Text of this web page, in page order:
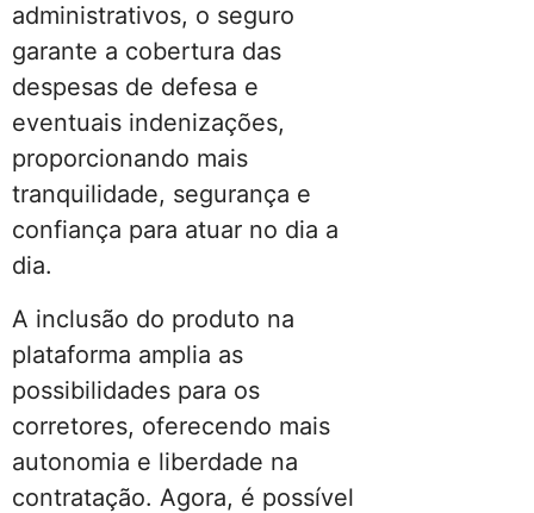
administrativos, o seguro
garante a cobertura das
despesas de defesa e
eventuais indenizações,
proporcionando mais
tranquilidade, segurança e
confiança para atuar no dia a
dia.
A inclusão do produto na
plataforma amplia as
possibilidades para os
corretores, oferecendo mais
autonomia e liberdade na
contratação. Agora, é possível